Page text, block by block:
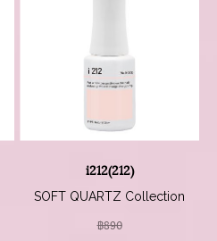
i212(212)
SOFT QUARTZ Collection
฿890